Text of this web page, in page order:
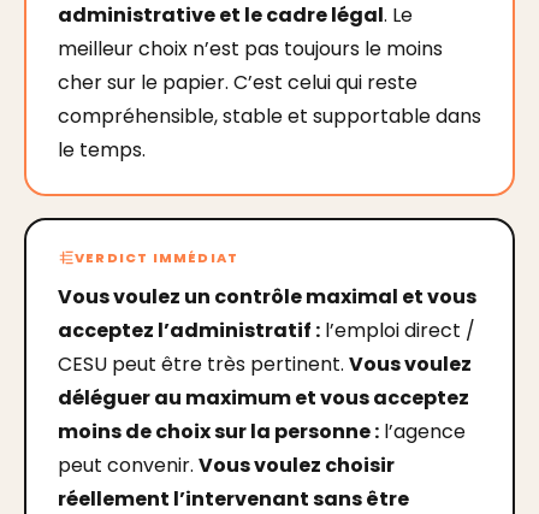
administrative et le cadre légal. Le
meilleur choix n’est pas toujours le moins
cher sur le papier. C’est celui qui reste
compréhensible, stable et supportable dans
le temps.
VERDICT IMMÉDIAT
Vous voulez un contrôle maximal et vous
acceptez l’administratif : l’emploi direct /
CESU peut être très pertinent. Vous voulez
déléguer au maximum et vous acceptez
moins de choix sur la personne : l’agence
peut convenir. Vous voulez choisir
réellement l’intervenant sans être